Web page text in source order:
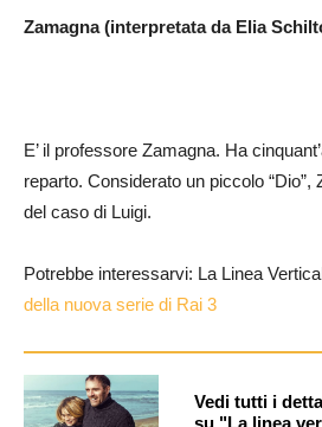
Zamagna (interpretata da Elia
E’ il professore Zamagna. Ha
reparto. Considerato un piccolo
del caso di Luigi.
Potrebbe interessarvi: La Linea
della nuova serie di Rai 3
Vedi tutti i